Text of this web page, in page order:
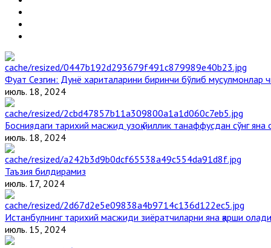
Фуат Сезгин: Дунё хариталарини биринчи бўлиб мусулмонлар
июль. 18, 2024
Босниядаги тарихий масжид узоқ йиллик танаффусдан сўнг яна
июль. 18, 2024
Таъзия билдирамиз
июль. 17, 2024
Истанбулнинг тарихий масжиди зиёратчиларни яна қарши олади
июль. 15, 2024